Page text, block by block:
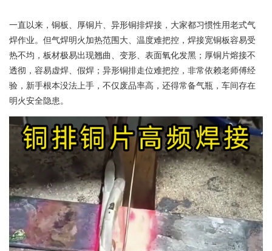
一直以来，铜板、厚铜片、异形铜排焊接，大家都习惯性用老式气
焊作业。但气焊明火加热范围大、温度难把控，焊接宽铜板容易受
热不均，板材极易出现翘曲、变形、表面氧化发黑；厚铜片熔接不
透彻，容易虚焊、假焊；异形铜排走位难把控，非常依赖老师傅经
验，新手根本没法上手，不仅废品率高，还得常备气瓶，车间存在
明火安全隐患。